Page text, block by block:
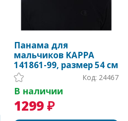
Панама для
мальчиков KAPPA
141861-99, размер 54 см
Код: 24467
В наличии
1299 ₽